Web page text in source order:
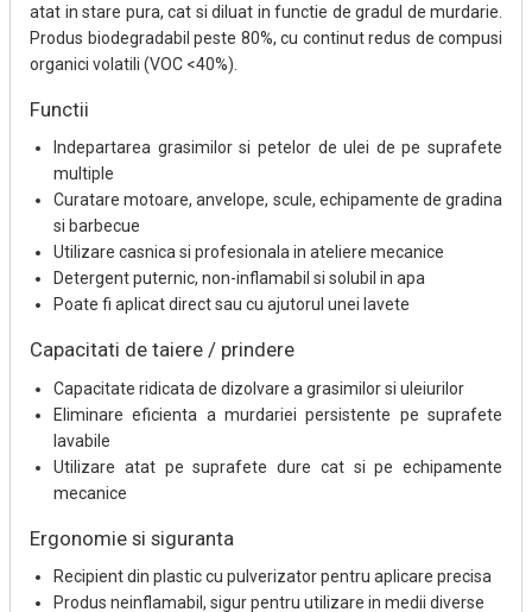
atat in stare pura, cat si diluat in functie de gradul de murdarie.
Produs biodegradabil peste 80%, cu continut redus de compusi
organici volatili (VOC <40%).
Functii
Indepartarea grasimilor si petelor de ulei de pe suprafete
multiple
Curatare motoare, anvelope, scule, echipamente de gradina
si barbecue
Utilizare casnica si profesionala in ateliere mecanice
Detergent puternic, non-inflamabil si solubil in apa
Poate fi aplicat direct sau cu ajutorul unei lavete
Capacitati de taiere / prindere
Capacitate ridicata de dizolvare a grasimilor si uleiurilor
Eliminare eficienta a murdariei persistente pe suprafete
lavabile
Utilizare atat pe suprafete dure cat si pe echipamente
mecanice
Ergonomie si siguranta
Recipient din plastic cu pulverizator pentru aplicare precisa
Produs neinflamabil, sigur pentru utilizare in medii diverse